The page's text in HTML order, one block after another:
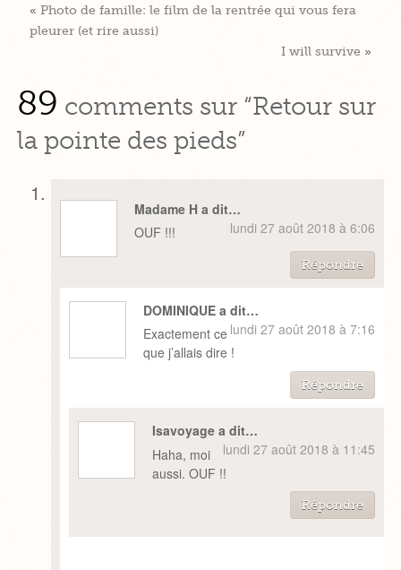
«Photo de famille: le film de la rentrée qui vous fera
pleurer (et rire aussi)
I will survive »
89 comments sur “Retour sur
la pointe des pieds”
Madame H a dit…
lundi 27 août 2018 à 6:06
OUF !!!
Répondre
DOMINIQUE a dit…
lundi 27 août 2018 à 7:16
Exactement ce
que j’allais dire !
Répondre
Isavoyage a dit…
lundi 27 août 2018 à 11:45
Haha, moi
aussi. OUF !!
Répondre